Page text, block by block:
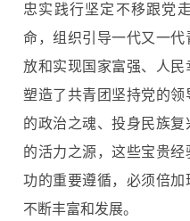
忠实践行坚定不移跟党
命，组织引导一代又一
放和实现国家富强、人民
塑造了共青团坚持党的
的政治之魂、投身民族
的活力之源，这些宝贵
功的重要遵循，必须倍
不断丰富和发展。